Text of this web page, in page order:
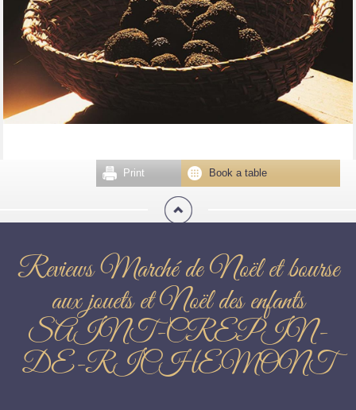
Book a table
Print
Reviews Marché de Noël et bourse
aux jouets et Noël des enfants
SAINT-CREPIN-
DE-RICHEMONT